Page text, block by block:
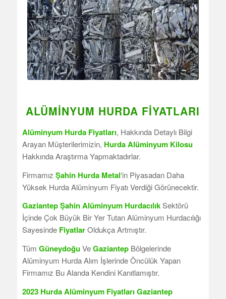
ALÜMINYUM HURDA FIYATLARI
Alüminyum Hurda Fiyatları, Hakkında Detaylı Bilgi
Arayan Müşterilerimizin, Hurda Alüminyum Kilosu
Hakkında Araştırma Yapmaktadırlar.
Firmamız Şahin Hurda Metal‘in Piyasadan Daha
Yüksek Hurda Alüminyum Fiyatı Verdiği Görünecektir.
Gaziantep Şahin Alüminyum HurdacılıkSektörü
İçinde Çok Büyük Bir Yer Tutan Alüminyum Hurdacılığı
Sayesinde FiyatlarOldukça Artmıştır.
Tüm GüneydoğuVeGaziantepBölgelerinde
Alüminyum Hurda Alım İşlerinde Öncülük Yapan
Firmamız Bu Alanda Kendini Kanıtlamıştır.
2023 Hurda Alüminyum Fiyatları Gaziantep